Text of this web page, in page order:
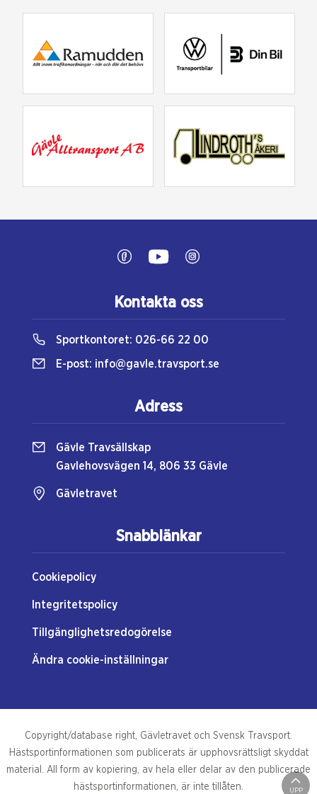
Snabblänkar
Cookiepolicy
Integritetspolicy
Tillgänglighetsredogörelse
Ändra cookie-inställningar
Kontakta oss
Sportkontoret: 026-66 22 00
E-post: info@gavle.travsport.se
Adress
Gävle Travsällskap
Gavlehovsvägen 14, 806 33 Gävle
Gävletravet
UPP
Copyright/database right, Gävletravet och Svensk Travsport.
Hästsportinformationen som publicerats är upphovsrättsligt skyddat
material. All form av kopiering, av hela eller delar av den publicerade
hästsportinformationen, är inte tillåten.